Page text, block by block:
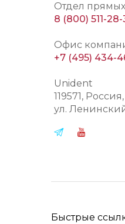
Отдел
8 (800) 511-
Офис
+7 (495) 434-
Unident
119571, Россия,
ул. Ленинский
Быстрые